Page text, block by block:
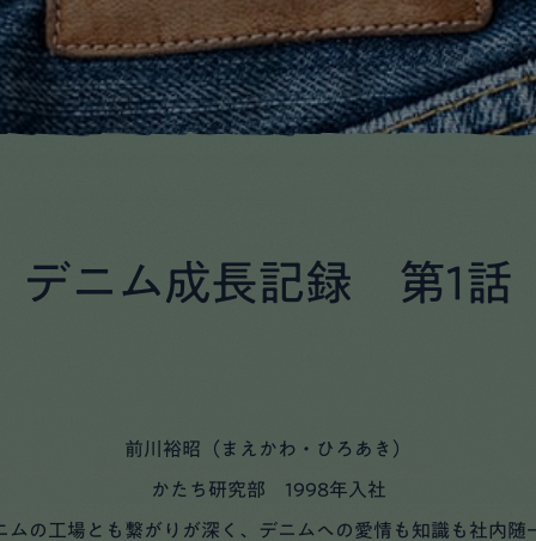
デニム成長記録 第1話
前川裕昭（まえかわ・ひろあき）
かたち研究部 1998年入社
ムの工場とも繋がりが深く、デニムへの愛情も知識も社内随